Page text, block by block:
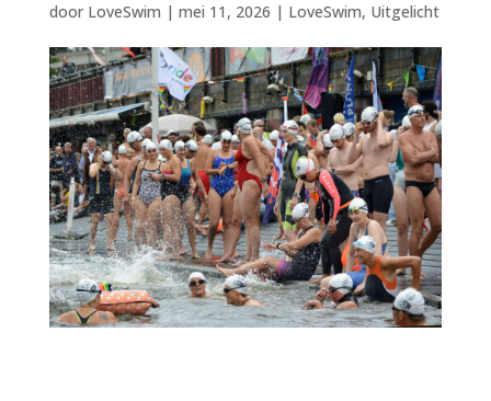
door LoveSwim | mei 11, 2026 | LoveSwim, Uitgelicht